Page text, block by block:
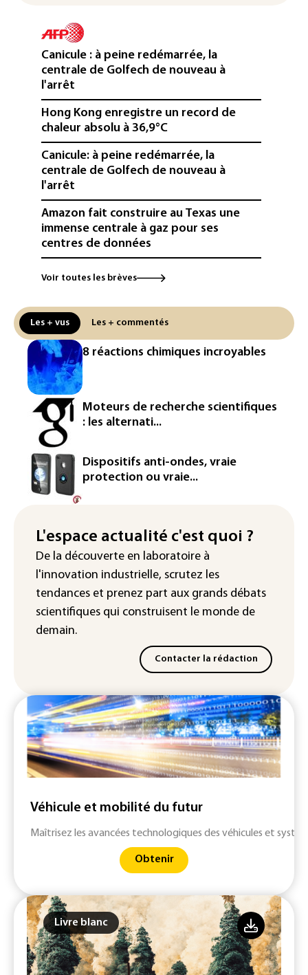
Canicule : à peine redémarrée, la
centrale de Golfech de nouveau à
l'arrêt
Hong Kong enregistre un record de
chaleur absolu à 36,9°C
Canicule: à peine redémarrée, la
centrale de Golfech de nouveau à
l'arrêt
Amazon fait construire au Texas une
immense centrale à gaz pour ses
centres de données
L'UE demande à Meta et TikTok de
renforcer la surveillance et la
Ceuta
L'Europe se prépare à une baisse de la
production d'électricité lors de l'éclipse
solaire
La métropole de Rouen porte plainte
contre BASF pour pollution aux PFAS
Canicule: à l'arrêt depuis fin juillet, la
centrale de Golfech reconnectée au
réseau
Véhicules de livraison autonomes: la
homologation
Iris³: Eutelsat investira 3,4 milliards
d'euros dans la future constellation
européenne
Voir toutes les brèves
Les + vus Les + commentés
8 réactions chimiques incroyables
Moteurs de recherche scientifiques
: les alternati...
Dispositifs anti-ondes, vraie
protection ou vraie...
L'espace actualité c'est quoi ?
De la découverte en laboratoire à
l'innovation industrielle, scrutez les
tendances et prenez part aux grands débats
scientifiques qui construisent le monde de
demain.
Contacter la rédaction
Véhicule et mobilité du futur
Maîtrisez les avancées technologiques des véhicules et
Obtenir
Livre blanc